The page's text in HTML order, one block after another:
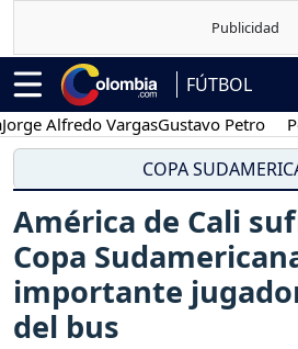
FÚTBOL
VargasGustavo Petro
COPA
América de Cali
Copa
importante
del bus